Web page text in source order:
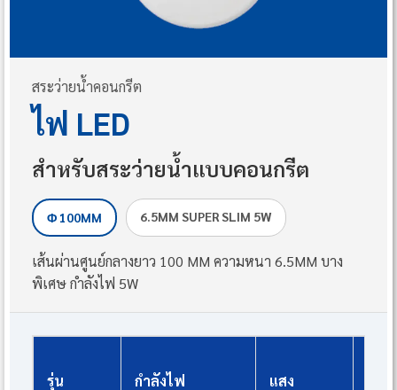
สระว่ายน้ำคอนกรีต
ไฟ LED
สำหรับสระว่ายน้ำแบบคอนกรีต
Φ 100MM 6.5MM SUPER SLIM 5W
เส้นผ่านศูนย์กลางยาว 100 MM ความหนา 6.5MM บาง
พิเศษ กำลังไฟ 5W
รุ่น กำลังไฟ แสง